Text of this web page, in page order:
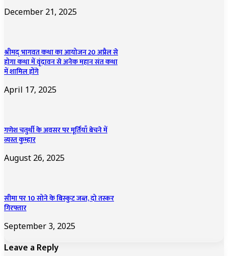
December 21, 2025
श्रीमद् भागवत कथा का आयोजन 20 अप्रैल से
होगा कथा में वृंदावन से अनेक महान संत कथा
में शामिल होंगे
April 17, 2025
गणेश चतुर्थी के अवसर पर मूर्तियाँ बेचने में
व्यस्त कुम्हार
August 26, 2025
सीमा पर 10 सोने के बिस्कुट जब्त, दो तस्कर
गिरफ्तार
September 3, 2025
Leave a Reply